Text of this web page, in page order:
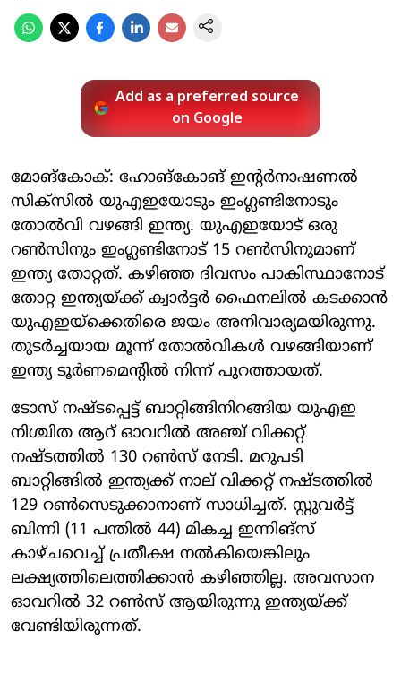
Add as a preferred source
on Google
മോങ്‌കോക്: ഹോങ്‌കോങ് ഇന്റര്‍നാഷണല്‍
സിക്സില്‍ യുഎഇയോടും ഇംഗ്ലണ്ടിനോടും
തോല്‍വി വഴങ്ങി ഇന്ത്യ. യുഎഇയോട് ഒരു
റണ്‍സിനും ഇംഗ്ലണ്ടിനോട് 15 റണ്‍സിനുമാണ്
ഇന്ത്യ തോറ്റത്. കഴിഞ്ഞ ദിവസം പാകിസ്ഥാനോട്
തോറ്റ ഇന്ത്യയ്ക്ക് ക്വാര്‍ട്ടര്‍ ഫൈനലില്‍ കടക്കാന്‍
യുഎഇയ്ക്കെതിരെ ജയം അനിവാര്യമയിരുന്നു.
തുടര്‍ച്ചയായ മൂന്ന് തോല്‍വികള്‍ വഴങ്ങിയാണ്
ഇന്ത്യ ടൂര്‍ണമെന്റില്‍ നിന്ന് പുറത്തായത്.
ടോസ് നഷ്ടപ്പെട്ട് ബാറ്റിങ്ങിനിറങ്ങിയ യുഎഇ
നിശ്ചിത ആറ് ഓവറില്‍ അഞ്ച് വിക്കറ്റ്
നഷ്ടത്തില്‍ 130 റണ്‍സ് നേടി. മറുപടി
ബാറ്റിങ്ങില്‍ ഇന്ത്യക്ക് നാല് വിക്കറ്റ് നഷ്ടത്തില്‍
129 റണ്‍സെടുക്കാനാണ് സാധിച്ചത്. സ്റ്റുവര്‍ട്ട്
ബിന്നി (11 പന്തില്‍ 44) മികച്ച ഇന്നിങ്‌സ്
കാഴ്ചവെച്ച് പ്രതീക്ഷ നല്‍കിയെങ്കിലും
ലക്ഷ്യത്തിലെത്തിക്കാന്‍ കഴിഞ്ഞില്ല. അവസാന
ഓവറില്‍ 32 റണ്‍സ് ആയിരുന്നു ഇന്ത്യയ്ക്ക്
വേണ്ടിയിരുന്നത്.